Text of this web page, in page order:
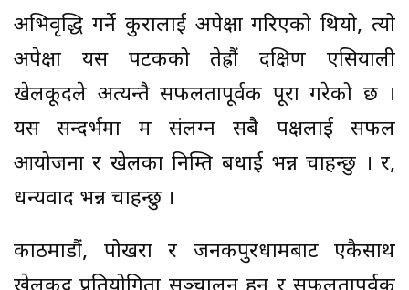
अभिवृद्धि गर्ने कुरालाई अपेक्षा गरिएको थियो, त्यो
अपेक्षा यस पटकको तेह्रौं दक्षिण एसियाली
खेलकूदले अत्यन्तै सफलतापूर्वक पूरा गरेको छ ।
यस सन्दर्भमा म संलग्न सबै पक्षलाई सफल
आयोजना र खेलका निम्ति बधाई भन्न चाहन्छु । र,
धन्यवाद भन्न चाहन्छु ।
काठमाडौं, पोखरा र जनकपुरधामबाट एकैसाथ